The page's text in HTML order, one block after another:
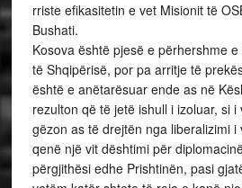
rriste efikasitetin e vet Misionit të
Bushati.
Kosova është pjesë e përhershme
të Shqipërisë, por pa arritje të
është e anëtarësuar ende as në
rezulton që të jetë ishull i izoluar, si
gëzon as të drejtën nga liberalizimi i
qenë një vit dështimi për
përgjithësi edhe Prishtinën, pasi